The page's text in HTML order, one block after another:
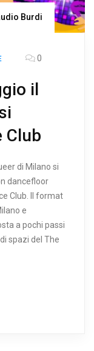
Burdi
0
il
Club
di Milano si
dancefloor
Club. Il format
e
a pochi passi
spazi del The